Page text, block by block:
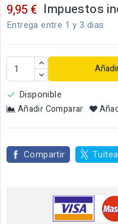
9,95 € Impuestos
Entrega entre 1 y 3 dias
 Disponible
Añadir Comparar
Compartir